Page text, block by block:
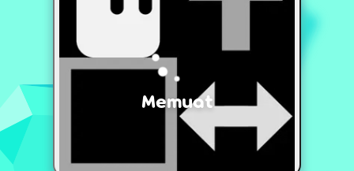
Memuat